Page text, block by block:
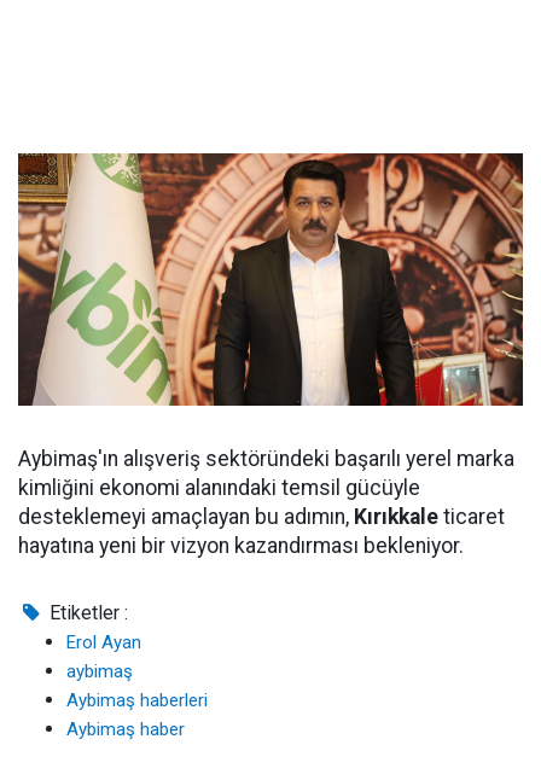
Aybimaş'ın alışveriş sektöründeki başarılı yerel marka
kimliğini ekonomi alanındaki temsil gücüyle
desteklemeyi amaçlayan bu adımın, Kırıkkale ticaret
hayatına yeni bir vizyon kazandırması bekleniyor.
Etiketler :
Erol Ayan
aybimaş
Aybimaş haberleri
Aybimaş haber